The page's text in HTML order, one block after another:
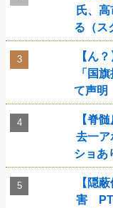
氏、
る（ス
【ん
「国
て声明
【脊
去一ア
ショあ
【隠
害